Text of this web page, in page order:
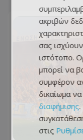
ακριβών
σας
ιστότοπο.
μπορεί να
συμφέρον
δικαίωμα να
διαφήμισης.
στις